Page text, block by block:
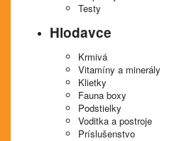
Testy
Hlodavce
Krmivá
Vitamíny a minerály
Klietky
Fauna boxy
Podstielky
Voditka a postroje
Príslušenstvo